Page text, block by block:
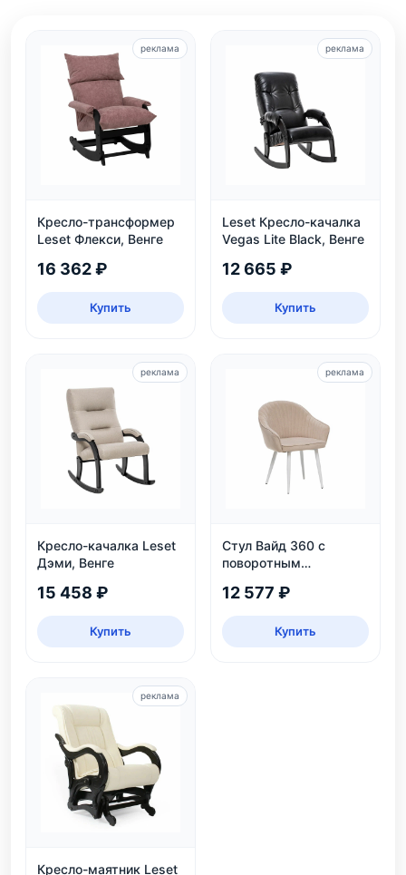
Кресло-трансформер
Leset Флекси, Венге
16 362 ₽
Купить
реклама
Leset Кресло-качалка
Vegas Lite Black, Венге
12 665 ₽
Купить
реклама
Кресло-качалка Leset
Дэми, Венге
15 458 ₽
Купить
реклама
Стул Вайд 360 с
поворотным
каркас, велюр
12 577 ₽
Купить
реклама
Кресло-маятник Leset
реклама